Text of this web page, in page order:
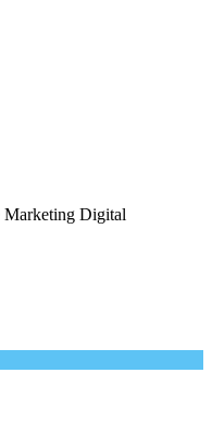
Marketing Digital